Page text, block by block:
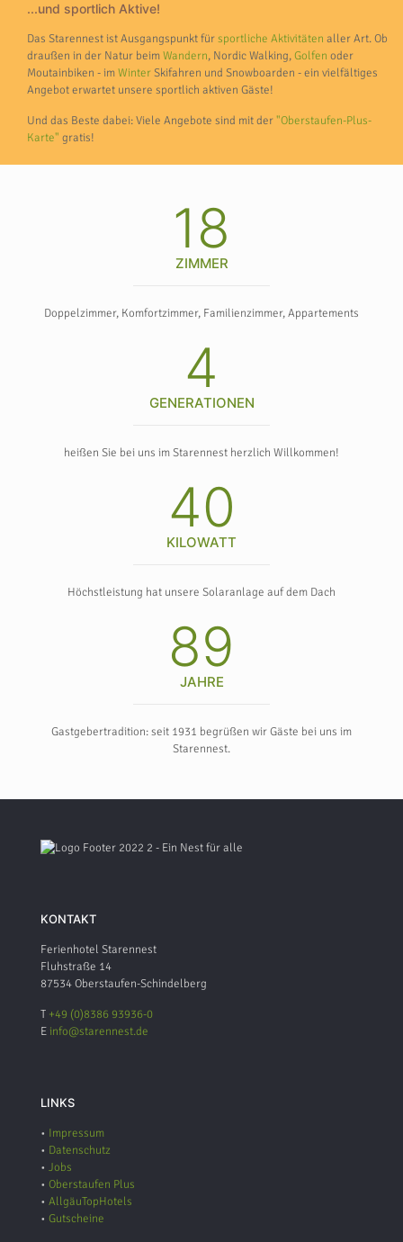
...und sportlich Aktive!
Das Starennest ist Ausgangspunkt fürsportliche Aktivitäten aller Art. Ob
draußen in der Natur beimWandern, Nordic Walking,Golfen oder
Moutainbiken - imWinterSkifahren und Snowboarden - ein vielfältiges
Angebot erwartet unsere sportlich aktiven Gäste!
Und das Beste dabei: Viele Angebote sind mit der"Oberstaufen-Plus-
Karte" gratis!
18
ZIMMER
Doppelzimmer, Komfortzimmer, Familienzimmer, Appartements
4
GENERATIONEN
heißen Sie bei uns im Starennest herzlich Willkommen!
40
KILOWATT
Höchstleistung hat unsere Solaranlage auf dem Dach
89
JAHRE
Gastgebertradition: seit 1931 begrüßen wir Gäste bei uns im
Starennest.
KONTAKT
Ferienhotel Starennest
Fluhstraße 14
87534 Oberstaufen-Schindelberg
T +49 (0)8386 93936-0
E info@starennest.de
LINKS
• Impressum
• Datenschutz
• Jobs
• Oberstaufen Plus
• AllgäuTopHotels
• Gutscheine